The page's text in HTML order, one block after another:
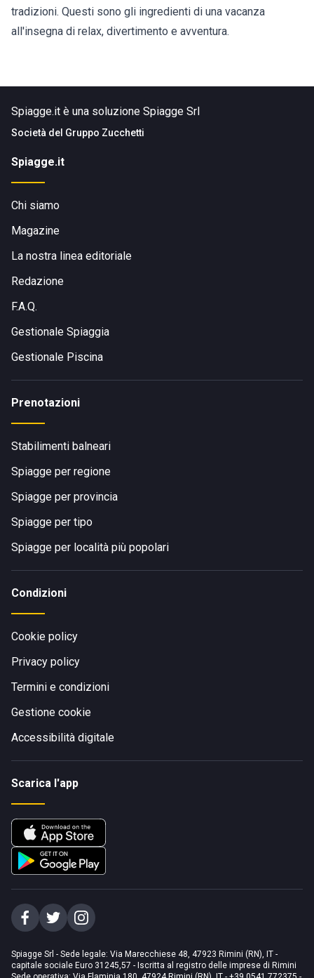
tradizioni. Questi sono gli ingredienti di una vacanza
all'insegna di relax, divertimento e avventura.
Spiagge.it è una soluzione Spiagge Srl
Società del Gruppo Zucchetti
Spiagge.it
Chi siamo
Magazine
La nostra linea editoriale
Redazione
F.A.Q.
Gestionale Spiaggia
Gestionale Piscina
Prenotazioni
Stabilimenti balneari
Spiagge per regione
Spiagge per provincia
Spiagge per tipo
Spiagge per località più popolari
Condizioni
Cookie policy
Privacy policy
Termini e condizioni
Gestione cookie
Accessibilità digitale
Scarica l'app
Spiagge Srl - Sede legale: Via Marecchiese 48, 47923 Rimini (RN), IT -
capitale sociale Euro 31245,57 - Iscritta al registro delle imprese di Rimini